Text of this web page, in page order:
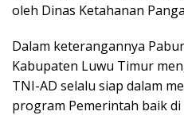
oleh Dinas Ketahanan
Dalam keterangannya
Kabupaten Luwu Timur
TNI-AD selalu siap dalam
program Pemerintah baik